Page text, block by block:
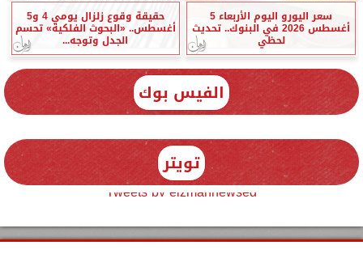
سعر اليورو اليوم الأربعاء 5
أغسطس 2026 في البنوك.. تحديث
لحظي
حقيقة وقوع زلزال يومي 4 و5
أغسطس.. «البحوث الفلكية» تحسم
الجدل وتوجه...
الفيس بوك
تويتر
Tweets by elzmannewseg